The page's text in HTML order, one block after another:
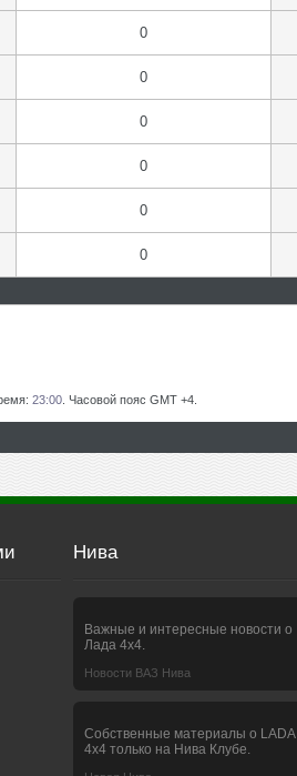
0
0
0
0
0
0
23:00 . Часовой пояс GMT +4.
Нива
Важные и интересные новости о
Лада 4х4.
Новости ВАЗ Нива
Собственные материалы о LADA
4x4 только на Нива Клубе.